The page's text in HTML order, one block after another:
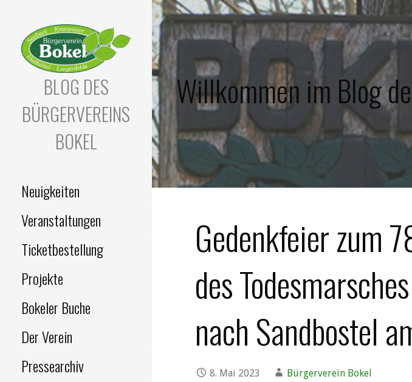
Zum
Inhalt
springen
BLOG DES
BÜRGERVEREINS
BOKEL
Neuigkeiten
Veranstaltungen
Ticketbestellung
Projekte
Bokeler Buche
Der Verein
Pressearchiv
Willkommen im Blog
Gedenkfeier zum
des
nach Sandbostel
8. Mai 2023 Bürgerverein Bokel